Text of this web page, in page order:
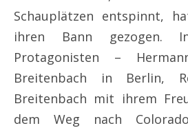
Schauplätzen entspinnt,
ihren Bann gezogen.
Protagonisten –
Breitenbach in Berlin,
Breitenbach mit ihrem
dem Weg nach